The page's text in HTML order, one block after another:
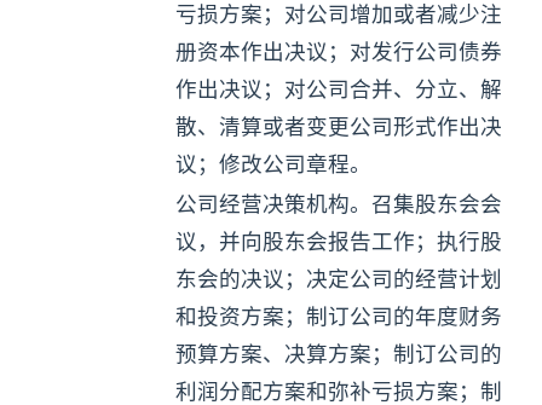
亏损方案；对公司增加或者减少注
册资本作出决议；对发行公司债券
作出决议；对公司合并、分立、解
散、清算或者变更公司形式作出决
议；修改公司章程。
公司经营决策机构。召集股东会会
议，并向股东会报告工作；执行股
东会的决议；决定公司的经营计划
和投资方案；制订公司的年度财务
预算方案、决算方案；制订公司的
利润分配方案和弥补亏损方案；制